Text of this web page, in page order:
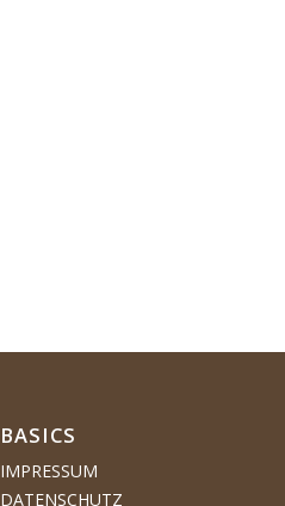
BASICS
IMPRESSUM
DATENSCHUTZ